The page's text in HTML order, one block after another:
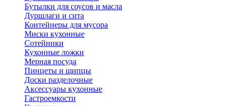
Бутылки для соусов и масла
Дуршлаги и сита
Контейнеры для мусора
Миски кухонные
Сотейники
Кухонные ложки
Мерная посуда
Пинцеты и щипцы
Доски разделочные
Аксессуары кухонные
Гастроемкости